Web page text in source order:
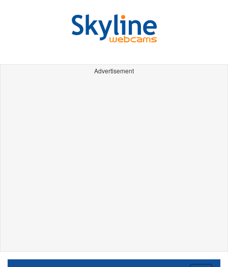
Advertisement